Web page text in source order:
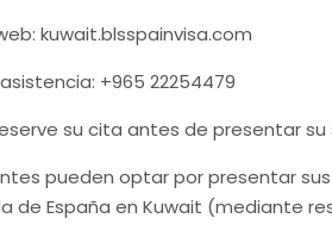
kuwait.blsspainvisa.com
+965 22254479
su cita antes de presentar su
pueden optar por presentar
de España en Kuwait (mediante